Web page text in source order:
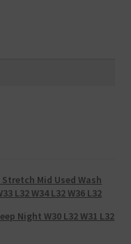
Mid Used Wash
L32 W34 L32 W36 L32
Night W30 L32 W31 L32